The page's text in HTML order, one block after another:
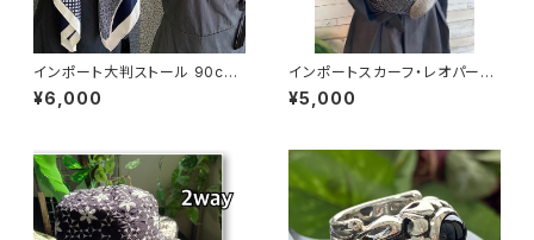
インポート大判ストール 90cm
大判スクエア Silk Feeling お
しゃれなツヤスカーフ/ネイビー
¥6,000
インポートスカーフ・レオパード/
ヒョウ柄 小さめスカーフ ツヤス
カーフ・バッグスカーフ/レオパー
¥5,000